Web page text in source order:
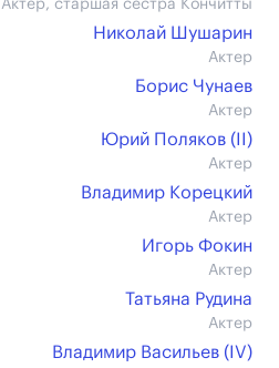
Актер, старшая сестра Кончитты
Николай Шушарин
Актер
Борис Чунаев
Актер
Юрий Поляков (II)
Актер
Владимир Корецкий
Актер
Игорь Фокин
Актер
Татьяна Рудина
Актер
Владимир Васильев (IV)